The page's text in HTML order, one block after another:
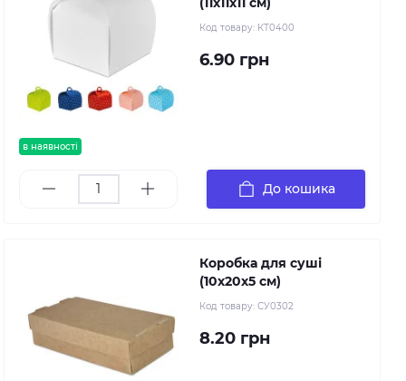
в наявності
Код товару: КТ0400
6.90 грн
До кошика
Коробка для суші
(10х20х5 см)
Код товару: СУ0302
8.20 грн